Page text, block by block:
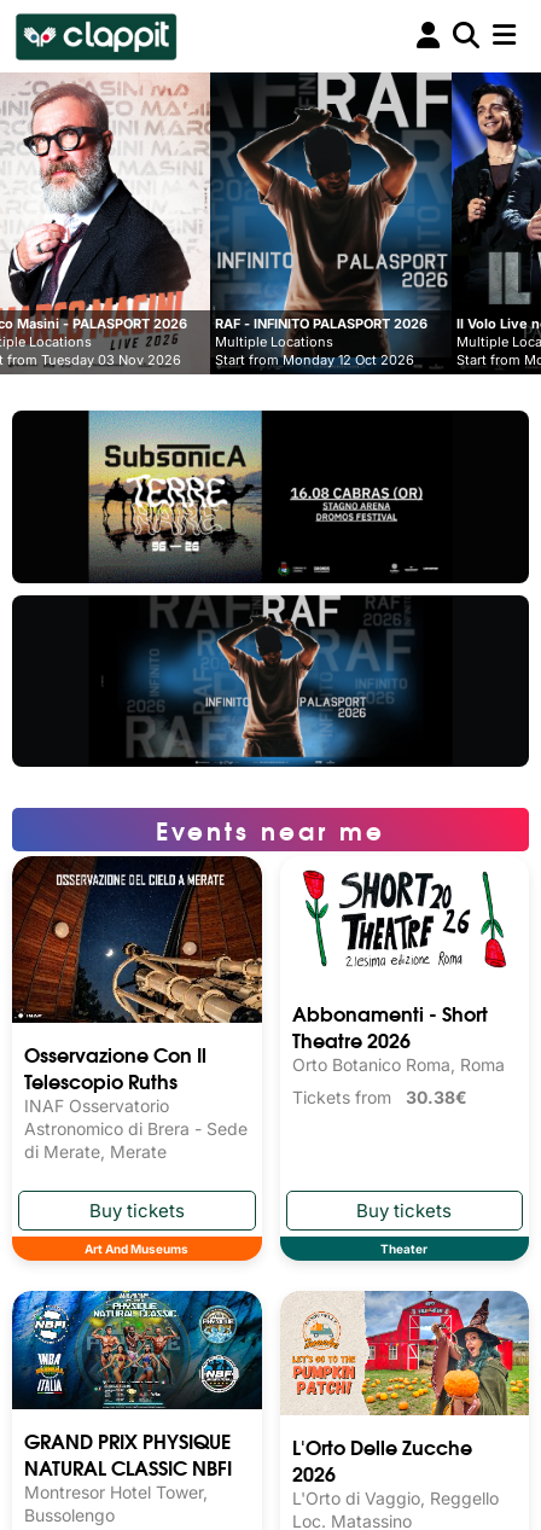
Clappit
biglietteria
2026
2026
RAF - INFINITO PALASPORT 2026
Multiple Locations
Start from Monday 12 Oct 2026
Il Volo Live nei Palasport 2026
Multiple Locations
Start from Monday 07 Dec 2026
Events near me
Osservazione Con Il
Telescopio Ruths
INAF Osservatorio
Astronomico di Brera - Sede
di Merate, Merate
Art And Museums
Abbonamenti - Short
Theatre 2026
Orto Botanico Roma, Roma
Tickets from 30.38€
Theater
GRAND PRIX PHYSIQUE
NATURAL CLASSIC NBFI
Montresor Hotel Tower,
Bussolengo
L'Orto Delle Zucche
2026
L'Orto di Vaggio, Reggello
Loc. Matassino